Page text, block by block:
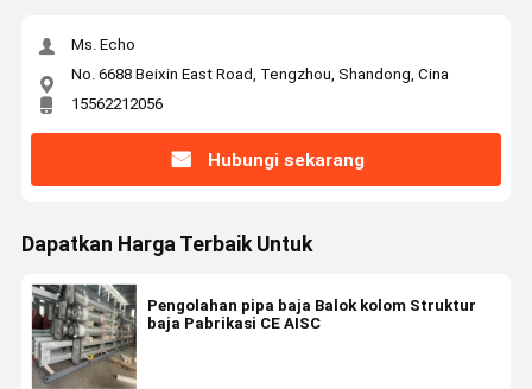
Ms. Echo
No. 6688 Beixin East Road, Tengzhou, Shandong, Cina
15562212056
Hubungi sekarang
Dapatkan Harga Terbaik Untuk
Pengolahan pipa baja Balok kolom Struktur
baja Pabrikasi CE AISC